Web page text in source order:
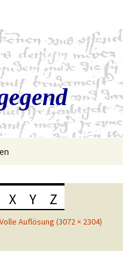
X Y Z
Volle Auflösung (3072 × 2304)